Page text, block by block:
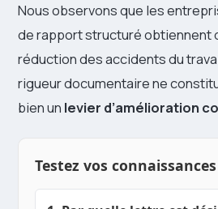
Nous observons que les
de rapport structuré obtiennent
réduction des accidents du
rigueur documentaire ne
bien un levier d’amélioration
Testez vos